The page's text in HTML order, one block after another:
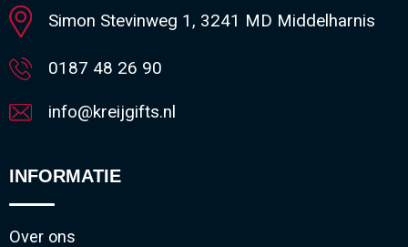
Sleutelhangers en Lanyards
Snoepgoed
Spellen voor binnen en buiten
Sport
Vesten
Gilets
Blazers
Restauranttextiel
Reflecterende vesten
Hoofdbescherming
Reflecterende polo's
Simon Stevinweg 1, 3241 MD Middelharnis
0187 48 26 90
info@kreijgifts.nl
INFORMATIE
Over ons